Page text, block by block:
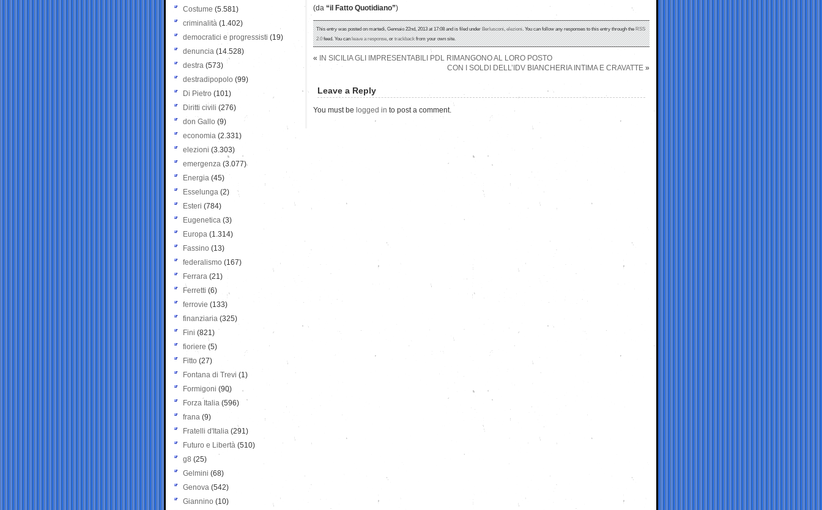
(da “il Fatto Quotidiano”)
This entry was posted on martedì, Gennaio 22nd, 2013 at 17:08 and is filed underBerlusconi,elezioni. You can follow any responses to this entry through theRSS
2.0feed. You canleave a response, ortrackbackfrom your own site.
«
IN SICILIA GLI IMPRESENTABILI PDL RIMANGONO AL LORO POSTO
CON I SOLDI DELL’IDV BIANCHERIA INTIMA E CRAVATTE »
Leave a Reply
You must be logged in to post a comment.
Costume (5.581)
criminalità (1.402)
democratici e progressisti (19)
denuncia (14.528)
destra (573)
destradipopolo (99)
Di Pietro (101)
Diritti civili (276)
don Gallo (9)
economia (2.331)
elezioni (3.303)
emergenza (3.077)
Energia (45)
Esselunga (2)
Esteri (784)
Eugenetica (3)
Europa (1.314)
Fassino (13)
federalismo (167)
Ferrara (21)
Ferretti (6)
ferrovie (133)
finanziaria (325)
Fini (821)
fioriere (5)
Fitto (27)
Fontana di Trevi (1)
Formigoni (90)
Forza Italia (596)
frana (9)
Fratelli d'Italia (291)
Futuro e Libertà (510)
g8 (25)
Gelmini (68)
Genova (542)
Giannino (10)